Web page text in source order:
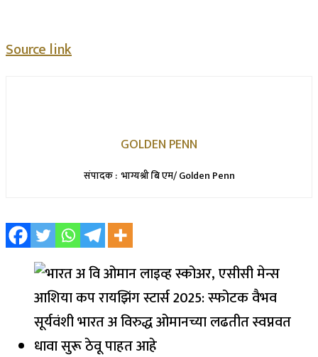
Source link
GOLDEN PENN
संपादक : भाग्यश्री बि एम/ Golden Penn